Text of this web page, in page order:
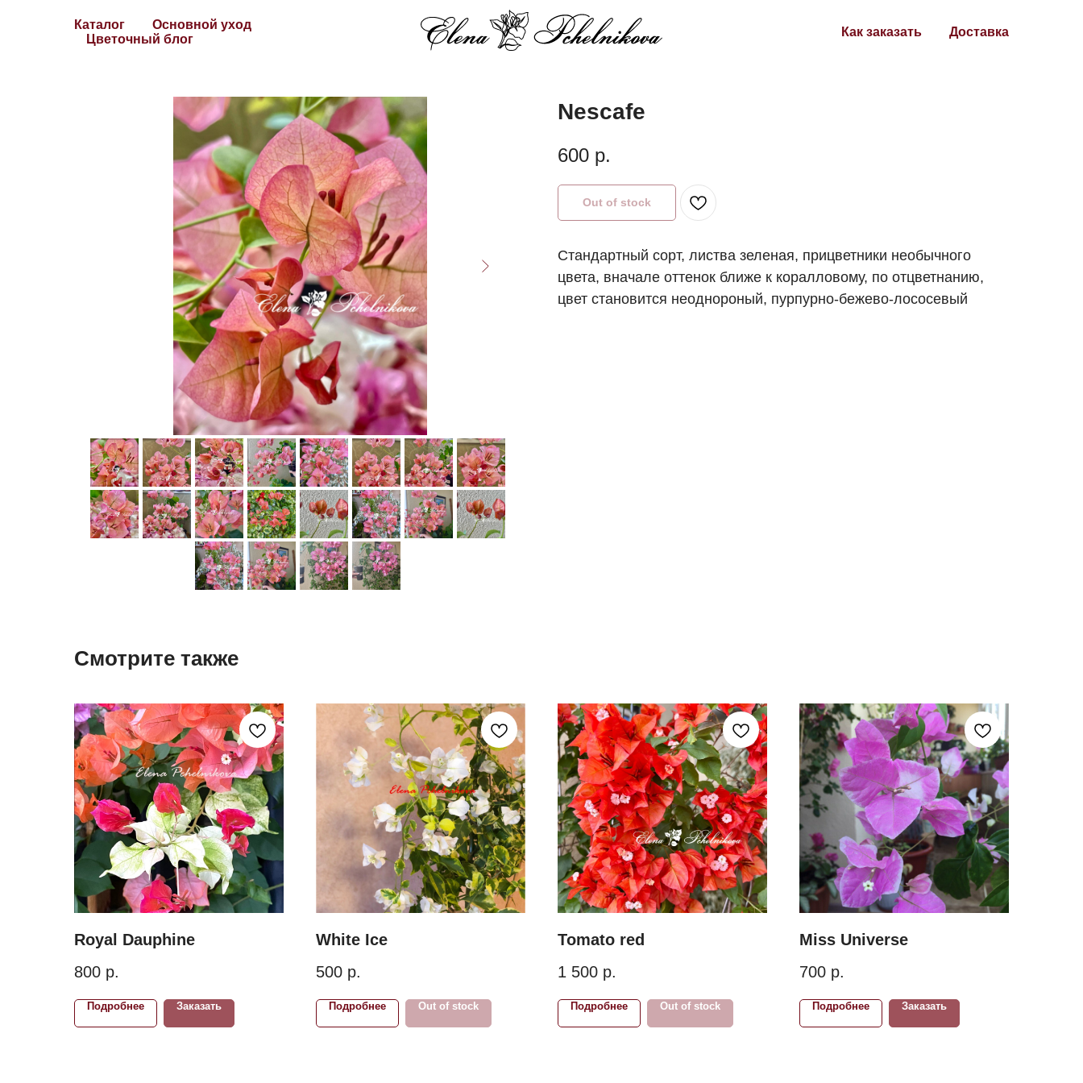
Каталог
Основной уход
Цветочный блог
Как заказать Доставка
Nescafe
600 р.
Out of stock
Стандартный сорт, листва зеленая, прицветники необычного
цвета, вначале оттенок ближе к коралловому, по отцветнанию,
цвет становится неоднороный, пурпурно-бежево-лососевый
Смотрите также
Royal Dauphine
800 р.
Подробнее Заказать
White Ice
500 р.
Подробнее Out of stock
Tomato red
1 500 р.
Подробнее Out of stock
Miss Universe
700 р.
Подробнее Заказать